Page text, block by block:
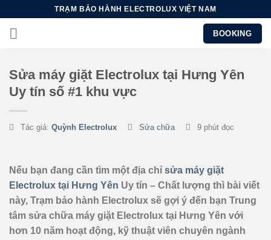
nội
TRẠM BẢO HÀNH ELECTROLUX VIỆT NAM
BOOKING
Sửa máy giặt Electrolux tại Hưng Yên
Uy tín số #1 khu vực
Tác giả: Quỳnh Electrolux Sửa chữa 9 phút đọc
Nếu bạn đang cần tìm một địa chỉ sửa máy giặt
Electrolux tại Hưng Yên Uy tín – Chất lượng thì bài viết
này, Trạm bảo hành Electrolux sẽ gợi ý đến bạn Trung
tâm sửa chữa máy giặt Electrolux tại Hưng Yên với
hơn 10 năm hoạt động, kỹ thuật viên chuyên ngành